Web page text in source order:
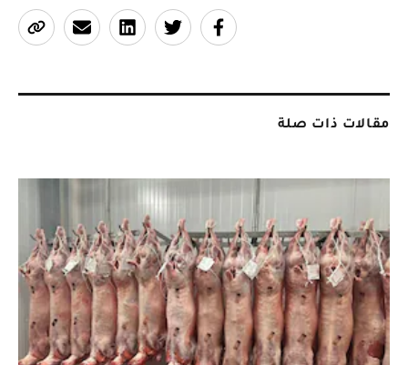
مقالات ذات صلة